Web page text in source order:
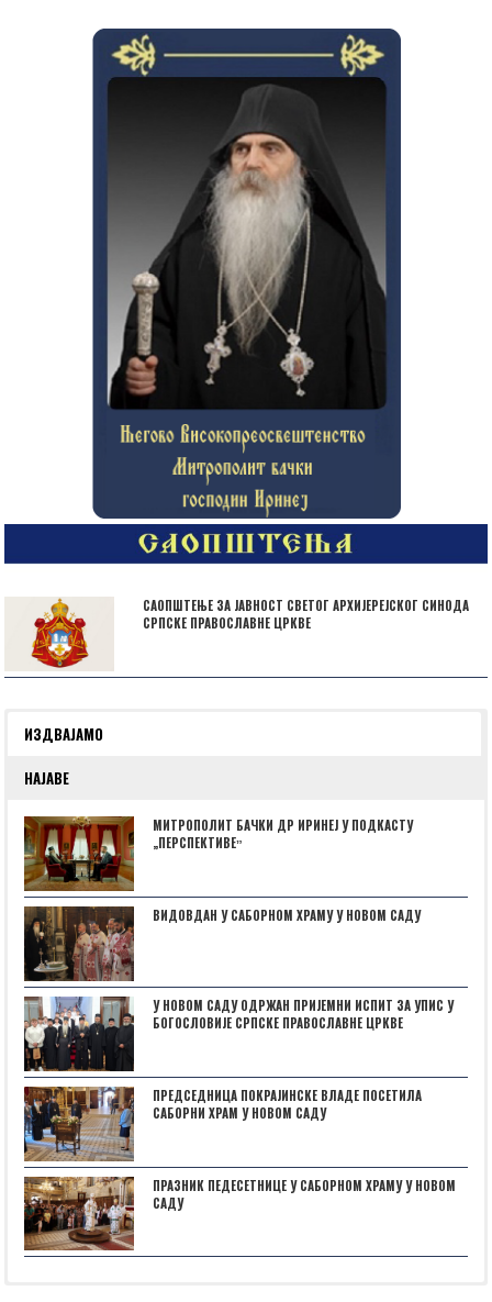
САОПШТЕЊЕ ЗА ЈАВНОСТ СВЕТОГ АРХИЈЕРЕЈСКОГ СИНОДА
СРПСКЕ ПРАВОСЛАВНЕ ЦРКВЕ
ИЗДВАЈАМО
НАЈАВЕ
МИТРОПОЛИТ БАЧКИ ДР ИРИНЕЈ У ПОДКАСТУ
„ПЕРСПЕКТИВЕˮ
ВИДОВДАН У САБОРНОМ ХРАМУ У НОВОМ САДУ
У НОВОМ САДУ ОДРЖАН ПРИЈЕМНИ ИСПИТ ЗА УПИС У
БОГОСЛОВИЈЕ СРПСКЕ ПРАВОСЛАВНЕ ЦРКВЕ
ПРЕДСЕДНИЦА ПОКРАЈИНСКЕ ВЛАДЕ ПОСЕТИЛА
САБОРНИ ХРАМ У НОВОМ САДУ
ПРАЗНИК ПЕДЕСЕТНИЦЕ У САБОРНОМ ХРАМУ У НОВОМ
САДУ